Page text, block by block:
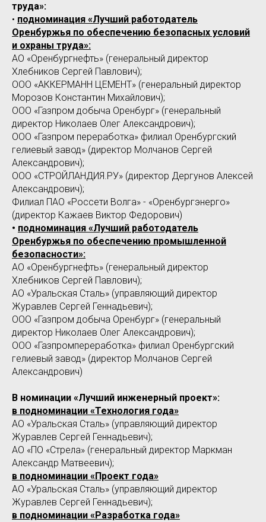
труда»:
• подноминация «Лучший работодатель
Оренбуржья по обеспечению безопасных условий
и охраны труда»:
АО «Оренбургнефть» (генеральный директор
Хлебников Сергей Павлович);
ООО «АККЕРМАНН ЦЕМЕНТ» (генеральный директор
Морозов Константин Михайлович);
ООО «Газпром добыча Оренбург» (генеральный
директор Николаев Олег Александрович);
ООО «Газпром переработка» филиал Оренбургский
гелиевый завод» (директор Молчанов Сергей
Александрович);
ООО «СТРОЙЛАНДИЯ.РУ» (директор Дергунов Алексей
Александрович);
Филиал ПАО «Россети Волга» - «Оренбургэнерго»
(директор Кажаев Виктор Федорович)
• подноминация «Лучший работодатель
Оренбуржья по обеспечению промышленной
безопасности»:
АО «Оренбургнефть» (генеральный директор
Хлебников Сергей Павлович);
АО «Уральская Сталь» (управляющий директор
Журавлев Сергей Геннадьевич);
ООО «Газпром добыча Оренбург» (генеральный
директор Николаев Олег Александрович);
ООО «Газпромпереработка» филиал Оренбургский
гелиевый завод» (директор Молчанов Сергей
Александрович)
В номинации «Лучший инженерный проект»:
в подноминации «Технология года»
АО «Уральская Сталь» (управляющий директор
Журавлев Сергей Геннадьевич);
АО «ПО «Стрела» (генеральный директор Маркман
Александр Матвеевич);
в подноминации «Проект года»
АО «Уральская Сталь» (управляющий директор
Журавлев Сергей Геннадьевич);
в подноминации «Разработка года»